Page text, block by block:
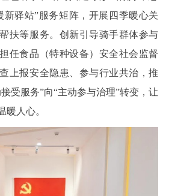
新驿站”服务矩阵，开展四季暖心关
扶等服务。创新引导骑手群体参与
任食品（特种设备）安全社会监督
上报安全隐患、参与行业共治，推
受服务”向“主动参与治理”转变，让
暖人心。